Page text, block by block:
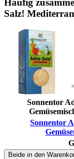
Häufig
Salz!
Sonnentor
Sonnentor
Beide in den